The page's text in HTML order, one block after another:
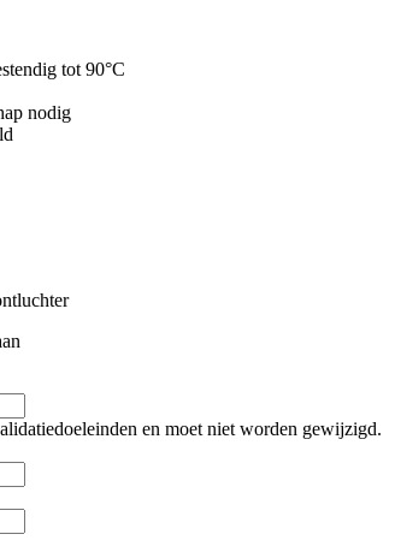
tot 90°C
nodig
en moet niet worden gewijzigd.